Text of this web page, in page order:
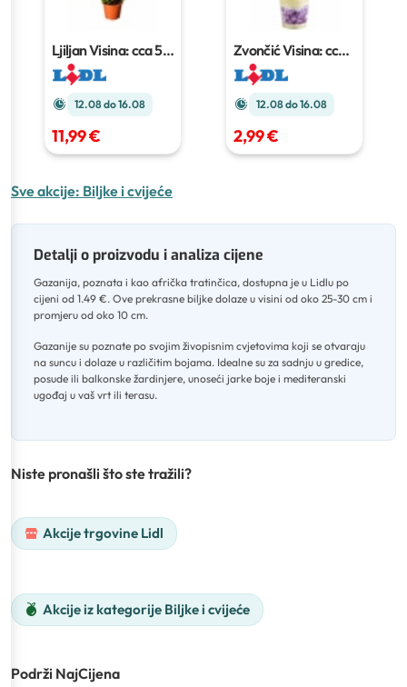
LjiljanVisina: cca 55
cm, Promjer: cca 19
cm
12.08 do 16.08
11,99 €
ZvončićVisina: cca
22 cm, Promjer: cca
10 cm
12.08 do 16.08
2,99 €
Sve akcije: Biljke i cvijeće
Detalji o proizvodu i analiza cijene
Gazanija, poznata i kao afrička tratinčica, dostupna je u Lidlu po
cijeni od 1.49 €. Ove prekrasne biljke dolaze u visini od oko 25-30 cm i
promjeru od oko 10 cm.
Gazanije su poznate po svojim živopisnim cvjetovima koji se otvaraju
na suncu i dolaze u različitim bojama. Idealne su za sadnju u gredice,
posude ili balkonske žardinjere, unoseći jarke boje i mediteranski
ugođaj u vaš vrt ili terasu.
Niste pronašli što ste tražili?
Akcije trgovine Lidl
Akcije iz kategorije Biljke i cvijeće
Podrži NajCijena